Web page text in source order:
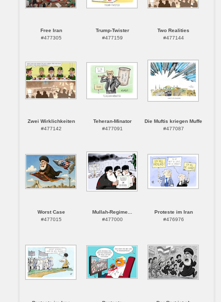
Free Iran
#477305
Trump-Twister
#477159
Two Realities
#477144
Zwei Wirklichkeiten
#477142
Teheran-Minator
#477091
Die Muftis kriegen Muffe
#477087
Worst Case
#477015
Mullah-Regime...
#477000
Proteste im Iran
#476976